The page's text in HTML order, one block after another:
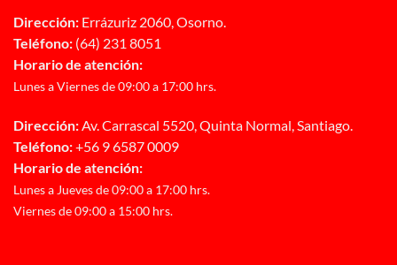
Dirección: Errázuriz 2060, Osorno.
Teléfono: (64) 231 8051
Horario de atención:
Lunes a Viernes de 09:00 a 17:00 hrs.
Dirección:Av. Carrascal 5520, Quinta Normal, Santiago.
Teléfono:+56 9 6587 0009
Horario de atención:
Lunes a Jueves de 09:00 a 17:00 hrs.
Viernes de 09:00 a 15:00 hrs.